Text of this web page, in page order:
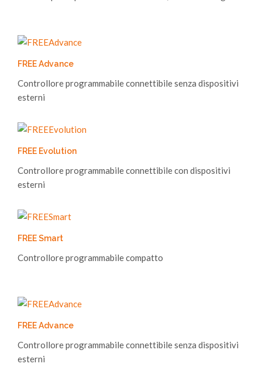
FREE Advance
Controllore programmabile connettibile senza dispositivi
esterni
FREE Evolution
Controllore programmabile connettibile con dispositivi
esterni
FREE Smart
Controllore programmabile compatto
FREE Advance
Controllore programmabile connettibile senza dispositivi
esterni